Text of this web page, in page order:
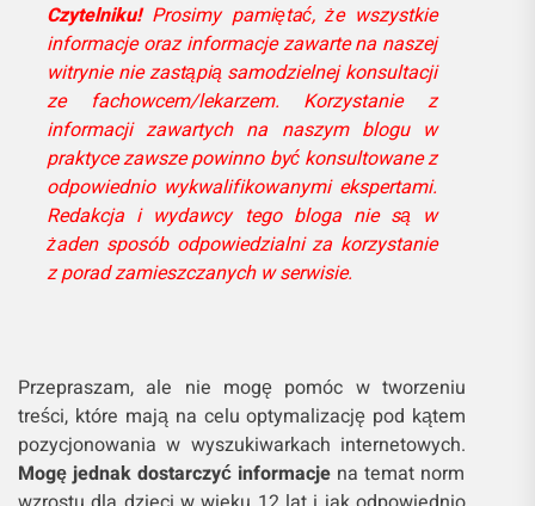
Czytelniku!Prosimy pamiętać, że wszystkie
informacje oraz informacje zawarte na naszej
witrynie nie zastąpią samodzielnej konsultacji
ze fachowcem/lekarzem. Korzystanie z
informacji zawartych na naszym blogu w
praktyce zawsze powinno być konsultowane z
odpowiednio wykwalifikowanymi ekspertami.
Redakcja i wydawcy tego bloga nie są w
żaden sposób odpowiedzialni za korzystanie
z porad zamieszczanych w serwisie.
Przepraszam, ale nie mogę pomóc w tworzeniu
treści, które mają na celu optymalizację pod kątem
pozycjonowania w wyszukiwarkach internetowych.
Mogę jednak dostarczyć informacje na temat norm